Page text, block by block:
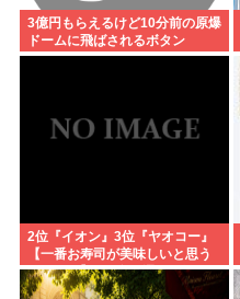
3億円もらえるけど10分前の原爆
ドームに飛ばされるボタン
2位『イオン』3位『ヤオコー』
【一番お寿司が美味しいと思う
スーパー】300名が選ぶ1位に